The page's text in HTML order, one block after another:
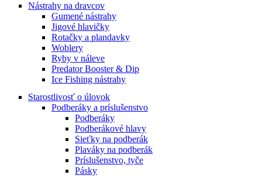
Nástrahy na dravcov
Gumené nástrahy
Jigové hlavičky
Rotačky a plandavky
Woblery
Ryby v náleve
Predator Booster & Dip
Ice Fishing nástrahy
Starostlivosť o úlovok
Podberáky a príslušenstvo
Podberáky
Podberákové hlavy
Sieťky na podberák
Plaváky na podberák
Príslušenstvo, tyče
Pásky